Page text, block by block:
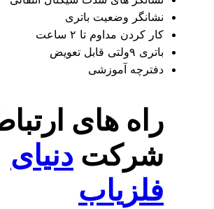
وضعیت باتری
کردن مداوم تا ۲ ساعت
آموزشی
های ارتباطی با
دنیای